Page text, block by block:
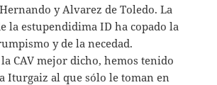
y Alvarez de Toledo. La
la estupendidima ID ha copado la
y de la necedad.
CAV mejor dicho, hemos tenido
Iturgaiz al que sólo le toman en